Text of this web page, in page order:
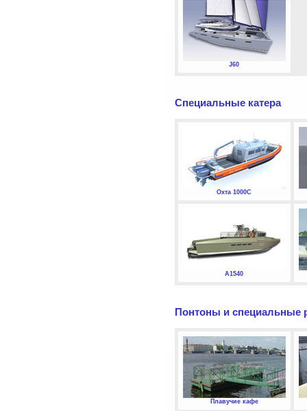
J60
Специальные катера
Охта 1000С
А1540
Понтоны и специальные
Плавучие кафе